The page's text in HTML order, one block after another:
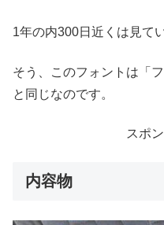
1年の内300日近くは見て
そう、このフォントは「
と同じなのです。
スポ
内容物